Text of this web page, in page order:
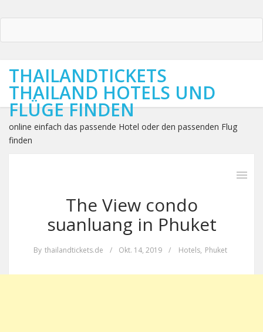
THAILANDTICKETS
THAILAND HOTELS UND
FLÜGE FINDEN
online einfach das passende Hotel oder den passenden Flug
finden
The View condo
suanluang in Phuket
By thailandtickets.de / Okt. 14, 2019 / Hotels, Phuket